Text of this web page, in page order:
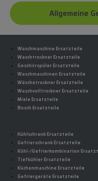
Allgemeine
Waschmaschine Ersatzteile
Waschtrockner Ersatzteile
Geschirrspüler Ersatzteile
Waschmaschinen Ersatzteile
Wäschetrockner Ersatzteile
Waschvolltrockner Ersatzteile
Miele Ersatzteile
Bosch Ersatzteile
Kühlschrank Ersatzteile
Gefrierschrank Ersatzteile
Kühl-/Gefrierkombination
Tiefkühler Ersatzteile
Küchenmaschine Ersatzteile
Gefriergeräte Ersatzteile